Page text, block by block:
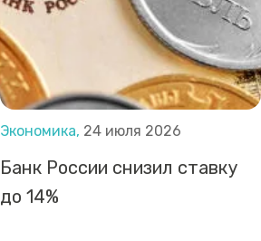
Экономика, 24 июля 2026
Банк России снизил ставку
до 14%